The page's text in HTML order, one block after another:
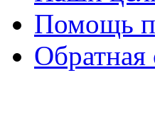
Помощь
Обратная